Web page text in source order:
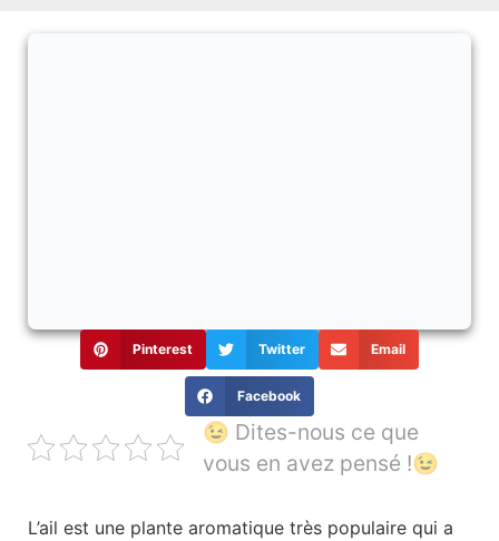
Pinterest Twitter Email
Facebook
😉 Dites-nous ce que
vous en avez pensé !😉
L’ail est une plante aromatique très populaire qui a